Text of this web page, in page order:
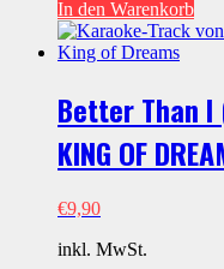
In den Warenkorb
Better Than I
KING OF
€9,90
inkl. MwSt.